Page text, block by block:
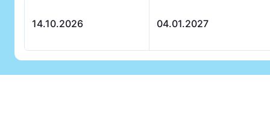
14.10.2026 04.01.2027